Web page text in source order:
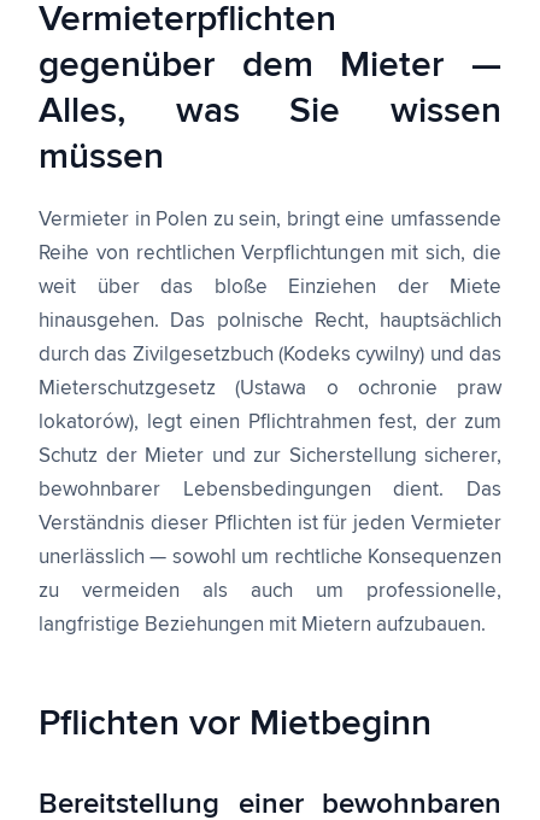
Vermieterpflichten
gegenüber dem Mieter —
Alles, was Sie wissen
müssen
Vermieter in Polen zu sein, bringt eine umfassende
Reihe von rechtlichen Verpflichtungen mit sich, die
weit über das bloße Einziehen der Miete
hinausgehen. Das polnische Recht, hauptsächlich
durch das Zivilgesetzbuch (Kodeks cywilny) und das
Mieterschutzgesetz (Ustawa o ochronie praw
lokatorów), legt einen Pflichtrahmen fest, der zum
Schutz der Mieter und zur Sicherstellung sicherer,
bewohnbarer Lebensbedingungen dient. Das
Verständnis dieser Pflichten ist für jeden Vermieter
unerlässlich — sowohl um rechtliche Konsequenzen
zu vermeiden als auch um professionelle,
langfristige Beziehungen mit Mietern aufzubauen.
Pflichten vor Mietbeginn
Bereitstellung einer bewohnbaren